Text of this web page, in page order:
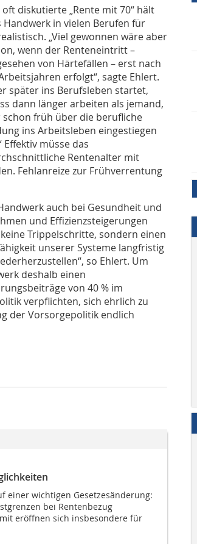
oft diskutierte „Rente mit 70“ hält
Handwerk in vielen Berufen für
„Viel gewonnen wäre aber
wenn der Renteneintritt –
von Härtefällen – erst nach
erfolgt“, sagte Ehlert.
später ins Berufsleben startet,
dann länger arbeiten als jemand,
schon früh über die berufliche
ins Arbeitsleben eingestiegen
Effektiv müsse das
Rentenalter mit
Fehlanreize zur Frühverrentung
auch bei Gesundheit und
und Effizienzsteigerungen
Trippelschritte, sondern einen
unserer Systeme langfristig
so Ehlert. Um
deshalb einen
von 40 % im
verpflichten, sich ehrlich zu
der Vorsorgepolitik endlich
einer wichtigen Gesetzesänderung:
bei Rentenbezug
eröffnen sich insbesondere für